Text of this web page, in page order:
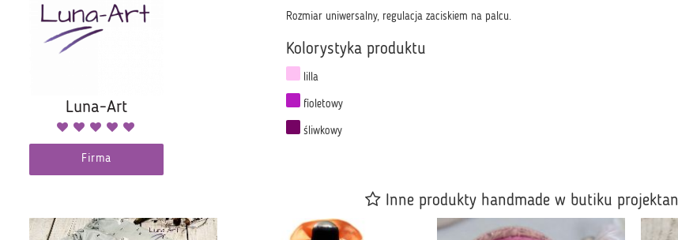
Rozmiar uniwersalny, regulacja zaciskiem na palcu.
Kolorystyka produktu
lilla
fioletowy
śliwkowy
Luna-Art
Firma
Inne produkty handmade w butiku